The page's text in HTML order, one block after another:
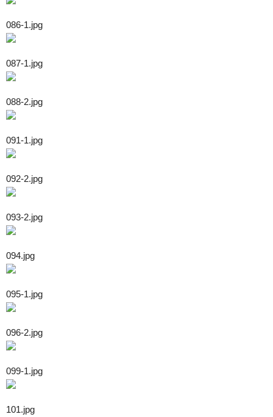
086-1.jpg
087-1.jpg
088-2.jpg
091-1.jpg
092-2.jpg
093-2.jpg
094.jpg
095-1.jpg
096-2.jpg
099-1.jpg
101.jpg